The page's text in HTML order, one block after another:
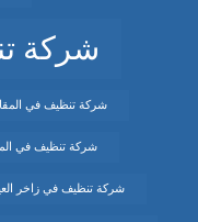
شركة
شركة تنظيف في
شركة تنظيف في
شركة تنظيف في زاخر